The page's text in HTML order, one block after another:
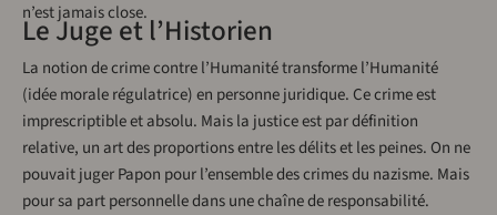
n’est jamais close.
Le Juge et l’Historien
La notion de crime contre l’Humanité transforme l’Humanité
(idée morale régulatrice) en personne juridique. Ce crime est
imprescriptible et absolu. Mais la justice est par définition
relative, un art des proportions entre les délits et les peines. On ne
pouvait juger Papon pour l’ensemble des crimes du nazisme. Mais
pour sa part personnelle dans une chaîne de responsabilité.